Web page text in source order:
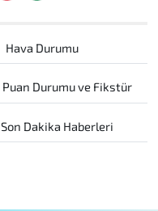
Hava Durumu
Puan Durumu ve Fikstür
Son Dakika Haberleri